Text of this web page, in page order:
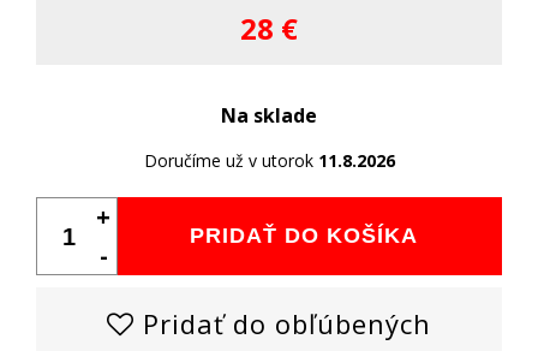
28 €
Na sklade
Doručíme už v utorok 11.8.2026
PRIDAŤ DO KOŠÍKA
+
-
Pridať do obľúbených